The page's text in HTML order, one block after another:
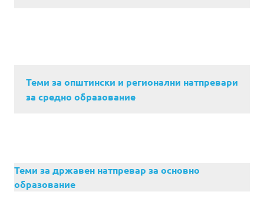
Теми за општински и регионални натпревари
за средно образование
Теми за државен натпревар за основно
образование